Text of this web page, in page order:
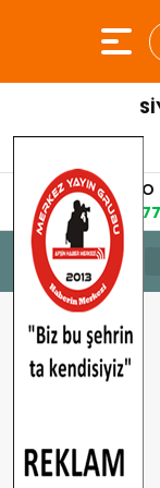
EURO
53,8477